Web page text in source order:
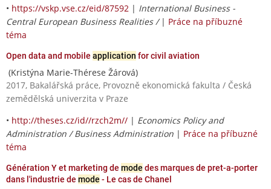
• https://vskp.vse.cz/eid/87592 | International Business -
Central European Business Realities / | Práce na příbuzné
téma
Open data and mobile application for civil aviation
(Kristýna Marie-Thérese Žárová)
2017, Bakalářská práce, Provozně ekonomická fakulta / Česká
zemědělská univerzita v Praze
• http://theses.cz/id//rzch2m// | Economics Policy and
Administration / Business Administration | Práce na příbuzné
téma
Génération Y et marketing de mode des marques de pret-a-porter
dans l'industrie de mode - Le cas de Chanel